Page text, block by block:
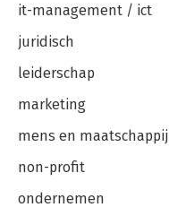
it-management / ict
juridisch
leiderschap
marketing
mens en maatschappij
non-profit
ondernemen